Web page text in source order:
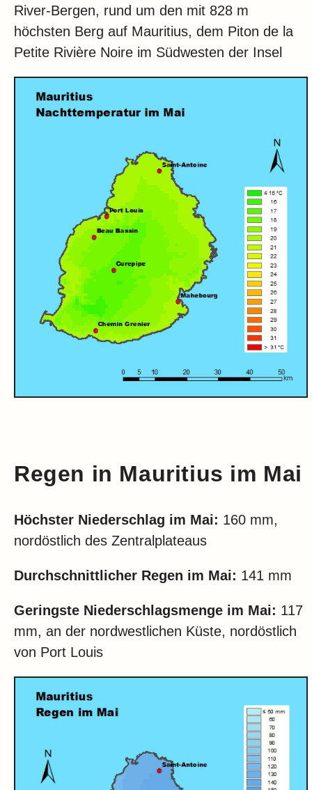
River-Bergen, rund um den mit 828 m
höchsten Berg auf Mauritius, dem Piton de la
Petite Rivière Noire im Südwesten der Insel
Regen in Mauritius im Mai
Höchster Niederschlag im Mai: 160 mm,
nordöstlich des Zentralplateaus
Durchschnittlicher Regen im Mai: 141 mm
Geringste Niederschlagsmenge im Mai: 117
mm, an der nordwestlichen Küste, nordöstlich
von Port Louis